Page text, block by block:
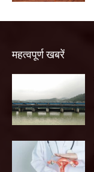
महत्वपूर्ण खबरें